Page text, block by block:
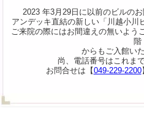
2023 年3月29日に以前のビルの
アンデッキ直結の新しい「川越小川
ご来院の際にはお間違えの無いよう
階
からもご入館い
尚、電話番号はこれま
お問合せは【049-229-2200